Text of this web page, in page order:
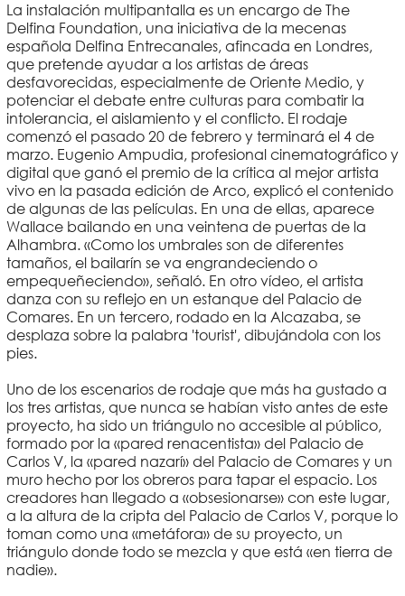
La instalación multipantalla es un encargo de The
Delfina Foundation, una iniciativa de la mecenas
española Delfina Entrecanales, afincada en Londres,
que pretende ayudar a los artistas de áreas
desfavorecidas, especialmente de Oriente Medio, y
potenciar el debate entre culturas para combatir la
intolerancia, el aislamiento y el conflicto. El rodaje
comenzó el pasado 20 de febrero y terminará el 4 de
marzo. Eugenio Ampudia, profesional cinematográfico y
digital que ganó el premio de la crítica al mejor artista
vivo en la pasada edición de Arco, explicó el contenido
de algunas de las películas. En una de ellas, aparece
Wallace bailando en una veintena de puertas de la
Alhambra. «Como los umbrales son de diferentes
tamaños, el bailarín se va engrandeciendo o
empequeñeciendo», señaló. En otro vídeo, el artista
danza con su reflejo en un estanque del Palacio de
Comares. En un tercero, rodado en la Alcazaba, se
desplaza sobre la palabra 'tourist', dibujándola con los
pies.
Uno de los escenarios de rodaje que más ha gustado a
los tres artistas, que nunca se habían visto antes de este
proyecto, ha sido un triángulo no accesible al público,
formado por la «pared renacentista» del Palacio de
Carlos V, la «pared nazarí» del Palacio de Comares y un
muro hecho por los obreros para tapar el espacio. Los
creadores han llegado a «obsesionarse» con este lugar,
a la altura de la cripta del Palacio de Carlos V, porque lo
toman como una «metáfora» de su proyecto, un
triángulo donde todo se mezcla y que está «en tierra de
nadie».